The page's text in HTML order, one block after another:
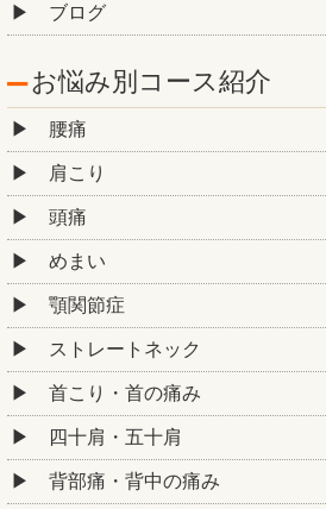
ブログ
お悩み別コース紹介
腰痛
肩こり
頭痛
めまい
顎関節症
ストレートネック
首こり・首の痛み
四十肩・五十肩
背部痛・背中の痛み